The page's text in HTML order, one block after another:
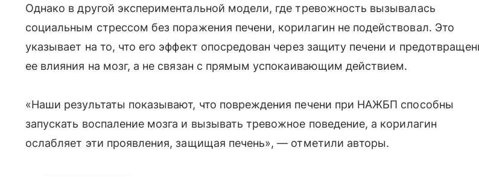
Однако в другой экспериментальной модели, где тревожность вызывалась
социальным стрессом без поражения печени, корилагин не подействовал. Это
указывает на то, что его эффект опосредован через защиту печени и
ее влияния на мозг, а не связан с прямым успокаивающим действием.
«Наши результаты показывают, что повреждения печени при НАЖБП способны
запускать воспаление мозга и вызывать тревожное поведение, а корилагин
ослабляет эти проявления, защищая печень», — отметили авторы.